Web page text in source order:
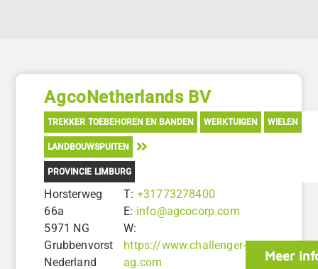
AgcoNetherlands BV
TREKKER TOEBEHOREN EN BANDEN WERKTUIGEN WIELEN
LANDBOUWSPUITEN
PROVINCIE LIMBURG
Horsterweg
66a
5971 NG
Grubbenvorst
Nederland
T: +31773278400
E: info@agcocorp.com
W:
https://www.challenger-
ag.com
Meer